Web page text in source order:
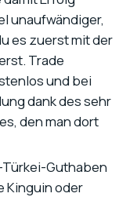
unaufwändiger,
es zuerst mit der
Trade
und bei
dank des sehr
den man dort
Guthaben
Kinguin oder